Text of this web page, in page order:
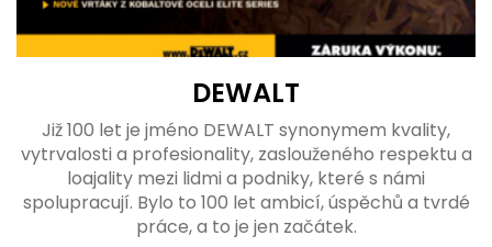
DEWALT
Již 100 let je jméno DEWALT synonymem kvality,
vytrvalosti a profesionality, zaslouženého respektu a
loajality mezi lidmi a podniky, které s námi
spolupracují. Bylo to 100 let ambicí, úspěchů a tvrdé
práce, a to je jen začátek.